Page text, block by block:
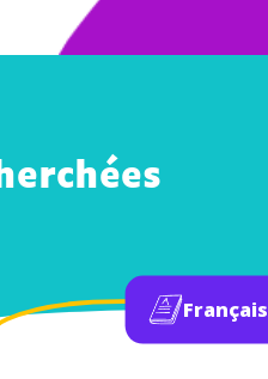
Français